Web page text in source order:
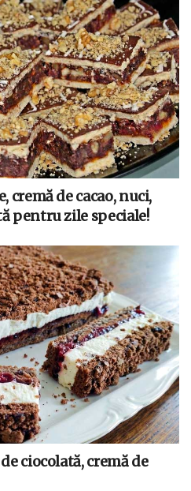
cremă de cacao, nuci,
pentru zile speciale!
ciocolată, cremă de